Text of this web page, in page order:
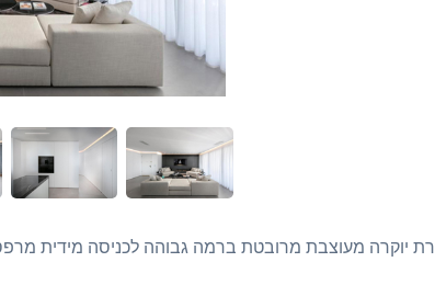
יוקרה מעוצבת מרובטת ברמה גבוהה לכניסה מידית